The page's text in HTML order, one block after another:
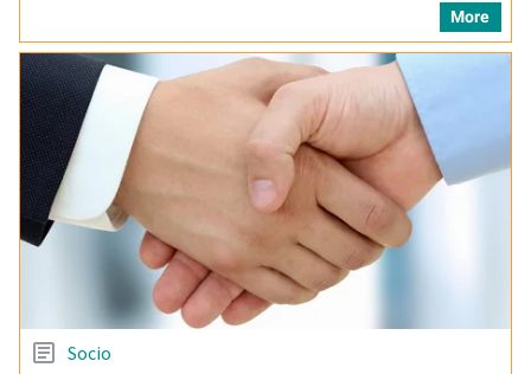
More
Socio